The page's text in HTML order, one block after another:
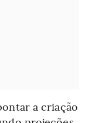
a criação